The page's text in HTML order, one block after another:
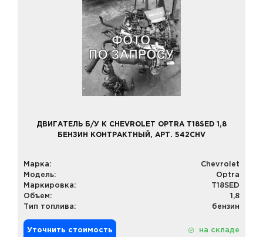
ДВИГАТЕЛЬ Б/У К CHEVROLET OPTRA T18SED 1,8
БЕНЗИН КОНТРАКТНЫЙ, АРТ. 542CHV
Марка:
Chevrolet
Модель:
Optra
Маркировка:
T18SED
Объем:
1,8
Тип топлива:
бензин
Уточнить стоимость на складе